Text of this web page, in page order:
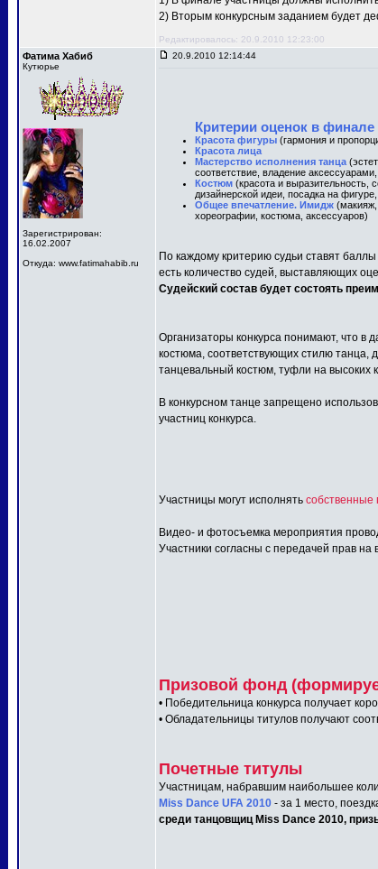
2) Вторым конкурсным заданием будет
Редактировалось: 20.9.2010 12:23:00
Фатима Хабиб
Кутюрье
Зарегистрирован:
16.02.2007
Откуда: www.fatimahabib.ru
20.9.2010 12:14:44
Критерии оценок в финале
Красота фигуры (гармония и
Красота лица
Мастерство исполнения танца
соответствие, владение
Костюм (красота и выразительность,
дизайнерской идеи, посадка на
Общее впечатление. Имидж (макияж,
хореографии, костюма, аксессуаров)
По каждому критерию судьи ставят
есть количество судей, выставляющих
Судейский состав будет состоять
Организаторы конкурса понимают, что в
костюма, соответствующих стилю танца,
танцевальный костюм, туфли на высоких
В конкурсном танце запрещено
участниц конкурса.
Участницы могут исполнять собственные
Видео- и фотосъемка мероприятия
Участники согласны с передачей прав на
Призовой фонд
• Победительница конкурса получает
• Обладательницы титулов получают
Почетные титулы
Участницам, набравшим наибольшее
Miss Dance UFA 2010 - за 1 место,
среди танцовщиц Miss Dance 2010,